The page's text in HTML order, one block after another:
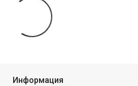
Информация